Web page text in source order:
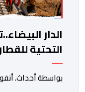
الدار
التحتية
بواسطة أحداث.